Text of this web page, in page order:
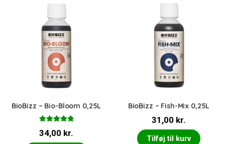
BioBizz – Bio-Bloom 0,25L
5.00ud af 5
34,00 kr.
BioBizz – Fish-Mix 0,25L
31,00 kr.
Tilføj til kurv